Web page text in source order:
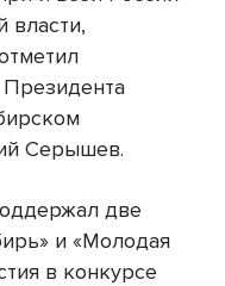
власти,
Серышев.
две
и «Молодая
в конкурсе